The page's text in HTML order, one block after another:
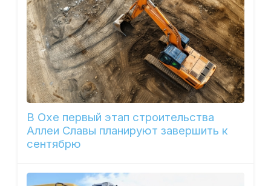
В Охе первый этап строительства
Аллеи Славы планируют завершить к
сентябрю